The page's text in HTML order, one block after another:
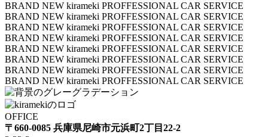
BRAND NEW kirameki PROFFESSIONAL CAR SERVICE
BRAND NEW kirameki PROFFESSIONAL CAR SERVICE
BRAND NEW kirameki PROFFESSIONAL CAR SERVICE
BRAND NEW kirameki PROFFESSIONAL CAR SERVICE
BRAND NEW kirameki PROFFESSIONAL CAR SERVICE
BRAND NEW kirameki PROFFESSIONAL CAR SERVICE
BRAND NEW kirameki PROFFESSIONAL CAR SERVICE
BRAND NEW kirameki PROFFESSIONAL CAR SERVICE
OFFICE
〒660-0085 兵庫県尼崎市元浜町2丁目22-2